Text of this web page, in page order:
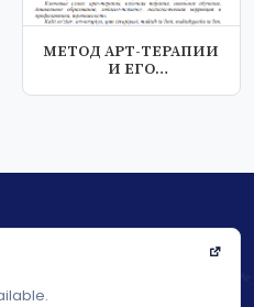
МЕТОД АРТ-ТЕРАПИИ
И ЕГО